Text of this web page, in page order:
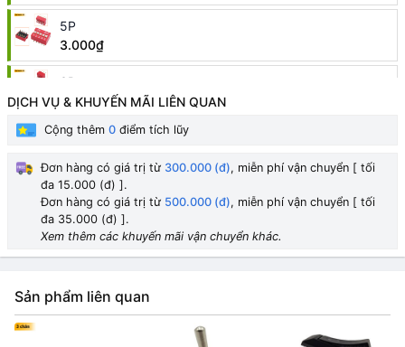
5P
3.000₫
3P
2.000₫
2P
8P
3.000₫
DỊCH VỤ & KHUYẾN MÃI LIÊN QUAN
Cộng thêm 0 điểm tích lũy
Đơn hàng có giá trị từ 300.000 (đ), miễn phí vận chuyển [ tối
đa 15.000 (đ) ].
Đơn hàng có giá trị từ 500.000 (đ), miễn phí vận chuyển [ tối
đa 35.000 (đ) ].
Xem thêm các khuyến mãi vận chuyển khác.
Sản phẩm liên quan